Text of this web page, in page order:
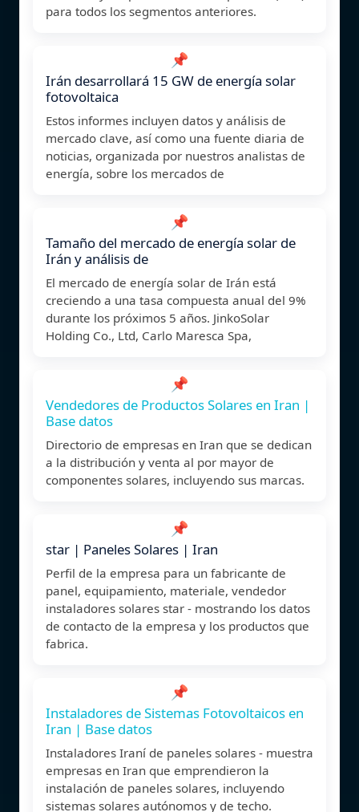
para todos los segmentos anteriores.
📌
Irán desarrollará 15 GW de energía solar
fotovoltaica
Estos informes incluyen datos y análisis de
mercado clave, así como una fuente diaria de
noticias, organizada por nuestros analistas de
energía, sobre los mercados de
📌
Tamaño del mercado de energía solar de
Irán y análisis de
El mercado de energía solar de Irán está
creciendo a una tasa compuesta anual del 9%
durante los próximos 5 años. JinkoSolar
Holding Co., Ltd, Carlo Maresca Spa,
📌
Vendedores de Productos Solares en Iran |
Base datos
Directorio de empresas en Iran que se dedican
a la distribución y venta al por mayor de
componentes solares, incluyendo sus marcas.
📌
star | Paneles Solares | Iran
Perfil de la empresa para un fabricante de
panel, equipamiento, materiale, vendedor
instaladores solares star - mostrando los datos
de contacto de la empresa y los productos que
fabrica.
📌
Instaladores de Sistemas Fotovoltaicos en
Iran | Base datos
Instaladores Iraní de paneles solares - muestra
empresas en Iran que emprendieron la
instalación de paneles solares, incluyendo
sistemas solares autónomos y de techo.